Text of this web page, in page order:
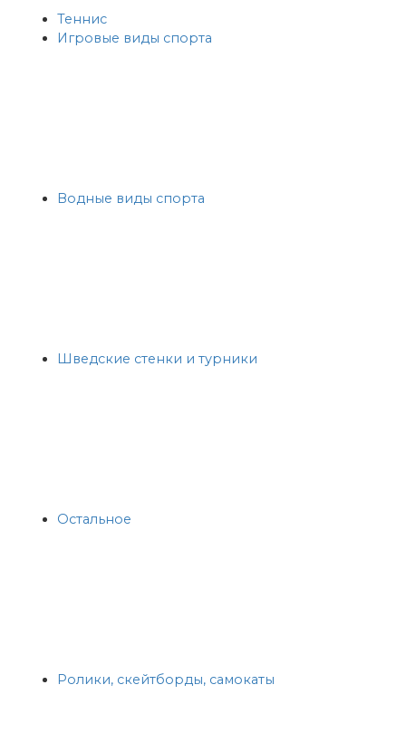
Теннис
Игровые виды спорта
Водные виды спорта
Шведские стенки и турники
Остальное
Ролики, скейтборды, самокаты